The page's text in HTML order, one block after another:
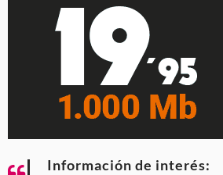
Información de interés: